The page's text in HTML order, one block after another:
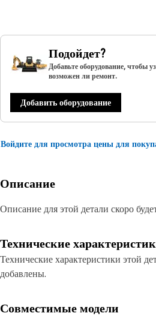
Подойдет?
Добавьте оборудование, чтобы
возможен ли ремонт.
Добавить оборудование
Войдите для просмотра цены для
Описание
Описание для этой детали скоро
Технические
Технические характеристики этой
добавлены.
Совместимые модели